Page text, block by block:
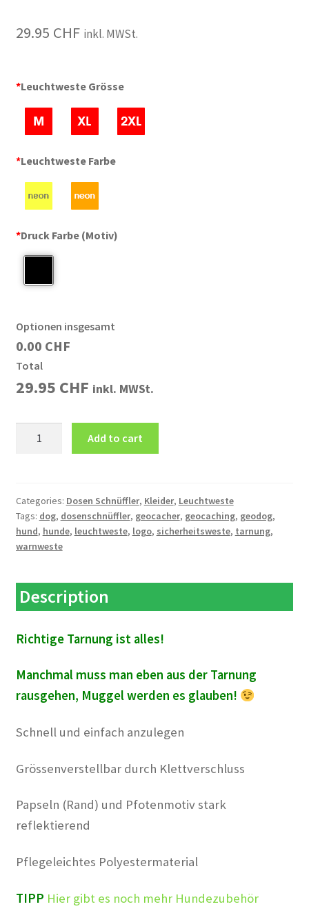
29.95 CHF inkl. MWSt.
*Leuchtweste Grösse
*Leuchtweste Farbe
*Druck Farbe (Motiv)
Optionen insgesamt
0.00 CHF
Total
29.95 CHF inkl. MWSt.
Schnüffler
quantity
Add to cart
Categories: Dosen Schnüffler, Kleider, Leuchtweste
Tags: dog, dosenschnüffler, geocacher, geocaching, geodog,
hund, hunde, leuchtweste, logo, sicherheitsweste, tarnung,
warnweste
Description
Richtige Tarnung ist alles!
Manchmal muss man eben aus der Tarnung
rausgehen, Muggel werden es glauben!
Schnell und einfach anzulegen
Grössenverstellbar durch Klettverschluss
Papseln (Rand) und Pfotenmotiv stark
reflektierend
Pflegeleichtes Polyestermaterial
TIPP Hier gibt es noch mehr Hundezubehör